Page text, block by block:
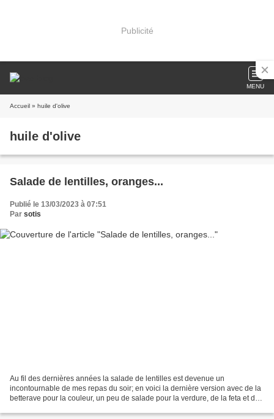
Publicité
MENU
Accueil » huile d'olive
huile d'olive
Salade de lentilles, oranges...
Publié le 13/03/2023 à 07:51
Par sotis
Au fil des dernières années la salade de lentilles est devenue un
incontournable de mes repas du soir; en voici la dernière version avec de la
betterave pour la couleur, un peu de salade pour la verdure, de la feta et des